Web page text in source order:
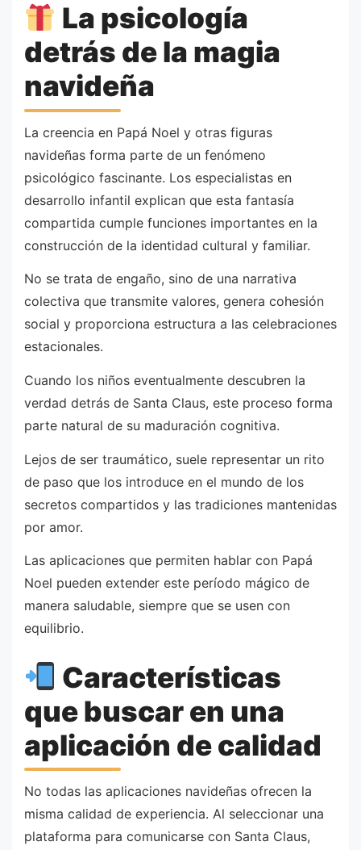
La psicología
detrás de la magia
navideña
La creencia en Papá Noel y otras figuras
navideñas forma parte de un fenómeno
psicológico fascinante. Los especialistas en
desarrollo infantil explican que esta fantasía
compartida cumple funciones importantes en la
construcción de la identidad cultural y familiar.
No se trata de engaño, sino de una narrativa
colectiva que transmite valores, genera cohesión
social y proporciona estructura a las celebraciones
estacionales.
Cuando los niños eventualmente descubren la
verdad detrás de Santa Claus, este proceso forma
parte natural de su maduración cognitiva.
Lejos de ser traumático, suele representar un rito
de paso que los introduce en el mundo de los
secretos compartidos y las tradiciones mantenidas
por amor.
Las aplicaciones que permiten hablar con Papá
Noel pueden extender este período mágico de
manera saludable, siempre que se usen con
equilibrio.
Características
que buscar en una
aplicación de calidad
No todas las aplicaciones navideñas ofrecen la
misma calidad de experiencia. Al seleccionar una
plataforma para comunicarse con Santa Claus,